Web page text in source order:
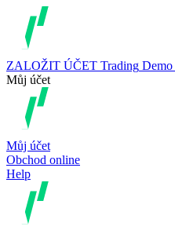
ZALOŽIT ÚČET Trading Demo
Můj účet
Můj účet
Obchod online
Help